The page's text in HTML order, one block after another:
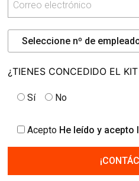
¿TIENES CONCEDIDO EL
Sí No
Acepto He leído y acepto